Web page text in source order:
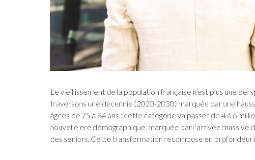
Le vieillissement de la population française n’est plus une
traversons une décennie (2020-2030) marquée par une
âgées de 75 à 84 ans : cette catégorie va passer de 4 à 6
nouvelle ère démographique, marquée par l’arrivée massive
des seniors. Cette transformation recompose en profondeur